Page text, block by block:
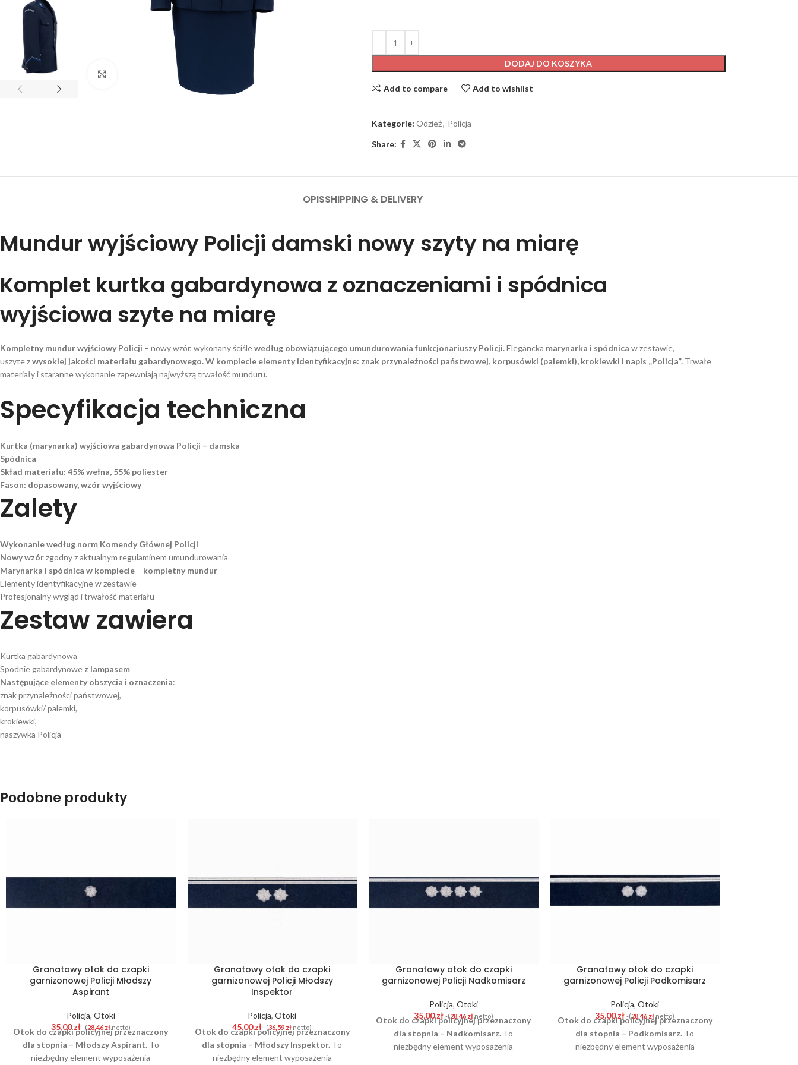
DODAJ DO KOSZYKA
Add to compare Add to wishlist
Kategorie: Odzież, Policja
Share:
OPISSHIPPING & DELIVERY
Mundur wyjściowy Policji damski nowy szyty na miarę
Komplet kurtka gabardynowa z oznaczeniami i spódnica
wyjściowa szyte na miarę
Kompletny mundur wyjściowy Policji – nowy wzór, wykonany ściślewedług obowiązującego umundurowania funkcjonariuszy Policji.Elegancka marynarka i spódnica w zestawie,
uszyte zwysokiej jakości materiału gabardynowego. W komplecie elementy identyfikacyjne: znak przynależności państwowej, korpusówki (palemki), krokiewki i napis „Policja”. Trwałe
materiały i staranne wykonanie zapewniają najwyższą trwałość munduru.
Specyfikacja techniczna
Kurtka (marynarka) wyjściowa gabardynowa Policji – damska
Spódnica
Skład materiału: 45% wełna, 55% poliester
Fason: dopasowany, wzór wyjściowy
Zalety
Wykonanie według norm Komendy Głównej Policji
Nowy wzórzgodny z aktualnym regulaminem umundurowania
Marynarka i spódnica w komplecie – kompletny mundur
Elementy identyfikacyjne w zestawie
Profesjonalny wygląd i trwałość materiału
Zestaw zawiera
Kurtka gabardynowa
Spodnie gabardynowe z lampasem
Następujące elementy obszycia i oznaczenia:
znak przynależności państwowej,
korpusówki/ palemki,
krokiewki,
naszywka Policja
Podobne produkty
Granatowy otok do czapki
garnizonowej Policji Młodszy
Aspirant
Policja, Otoki
35,00zł -(28,46 złnetto)
Otok do czapki policyjnej przeznaczony
dla stopnia – Młodszy Aspirant.To
niezbędny element wyposażenia
Granatowy otok do czapki
garnizonowej Policji Młodszy
Inspektor
Policja,Otoki
45,00zł -(36,59 złnetto)
Otok do czapki policyjnej przeznaczony
dla stopnia – Młodszy Inspektor. To
niezbędny element wyposażenia
Granatowy otok do czapki
garnizonowej Policji Nadkomisarz
Policja, Otoki
35,00zł -(28,46 złnetto)
Otok do czapki policyjnej przeznaczony
dla stopnia – Nadkomisarz. To
niezbędny element wyposażenia
Granatowy otok do czapki
garnizonowej Policji Podkomisarz
Policja,Otoki
35,00zł -(28,46 złnetto)
Otok do czapki policyjnej przeznaczony
dla stopnia – Podkomisarz. To
niezbędny element wyposażenia